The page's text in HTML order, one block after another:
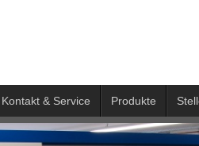
Kontakt & Service Produkte